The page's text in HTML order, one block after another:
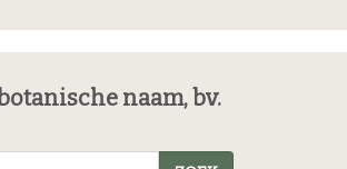
naam, bv.